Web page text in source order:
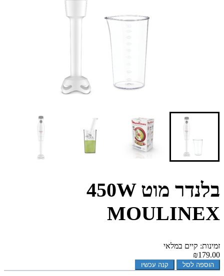
בלנדר מוט 450W
MOULINEX
זמינות: קיים במלאי
₪179.00
הוספה לסל קנה עכשיו